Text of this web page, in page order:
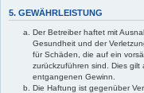
5. GEWÄHRLEISTUNG
Der Betreiber haftet mit
Gesundheit und der
für Schäden, die auf ein
zurückzuführen sind. Dies
entgangenen Gewinn.
Die Haftung ist gegenüber